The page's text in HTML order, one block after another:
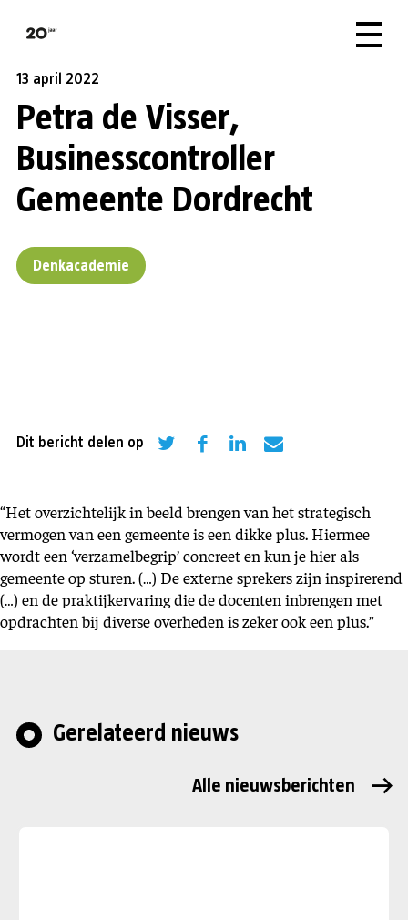
13 april 2022
Petra de Visser,
Businesscontroller
Gemeente Dordrecht
Denkacademie
Dit bericht delen op
“Het overzichtelijk in beeld brengen van het strategisch
vermogen van een gemeente is een dikke plus. Hiermee
wordt een ‘verzamelbegrip’ concreet en kun je hier als
gemeente op sturen. (…) De externe sprekers zijn inspirerend
(…) en de praktijkervaring die de docenten inbrengen met
opdrachten bij diverse overheden is zeker ook een plus.”
Gerelateerd nieuws
Alle nieuwsberichten